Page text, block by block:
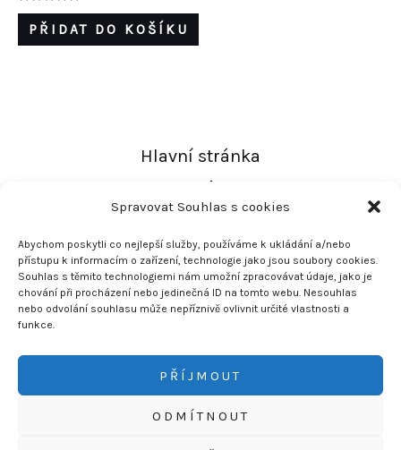
Spravovat Souhlas s cookies
Abychom poskytli co nejlepší služby, používáme k ukládání a/nebo
přístupu k informacím o zařízení, technologie jako jsou soubory cookies.
Souhlas s těmito technologiemi nám umožní zpracovávat údaje, jako je
chování při procházení nebo jedinečná ID na tomto webu. Nesouhlas
nebo odvolání souhlasu může nepříznivě ovlivnit určité vlastnosti a
funkce.
PŘÍJMOUT
ODMÍTNOUT
Hodnocení
5
PŘIDAT DO KOŠÍKU
Hlavní stránka
O nás
Partneři
Kontakt
Obchodní podmínky
info@nvproducts.cz
Copyright © 2024nvproducts.cz